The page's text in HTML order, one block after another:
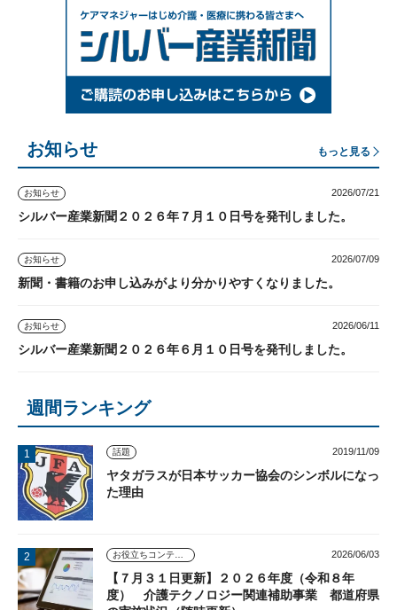
お知らせ もっと見る
お知らせ 2026/07/21
シルバー産業新聞２０２６年７月１０日号を発刊しました。
お知らせ 2026/07/09
新聞・書籍のお申し込みがより分かりやすくなりました。
お知らせ 2026/06/11
シルバー産業新聞２０２６年６月１０日号を発刊しました。
週間ランキング
話題 2019/11/09
ヤタガラスが日本サッカー協会のシンボルになっ
た理由
お役立ちコンテンツ 2026/06/03
【７月３１日更新】２０２６年度（令和８年
度） 介護テクノロジー関連補助事業 都道府県